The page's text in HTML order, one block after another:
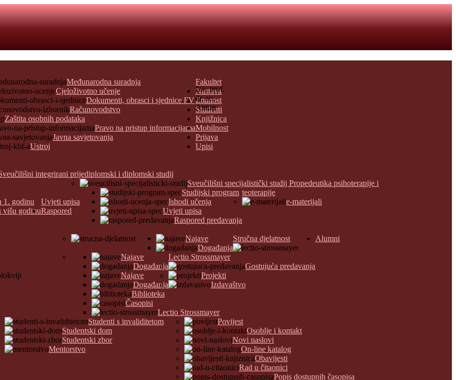
Fakultet
Međunarodna suradnja
Cjeloživotno učenje
Dokumenti, obrasci i sjednice FV
Računovodstvo
Zaštita osobnih podataka
Pravo na pristup informacijama
Javna savjetovanja
Ustroj
Nastava
integrirani prijediplomski i diplomski studij
Uvjeti upisa
1. godinu
višu godinuRaspored
Sveučilišni specijalistički studij Propedeutika psihoterapije i
teoterapije
Studijski program
Ishodi učenja
Uvjeti upisa
Raspored predavanja
e-materijali
Znanost
Stručna djelatnost
Najave
Događanja
Lectio Strossmayer
Najave
Događanja
Gostujuća predavanja
Najave
Događanja
Projekti
Izdavaštvo
Biblioteka
Časopisi
Lectio Strossmayer
Studenti
Studenti s invaliditetom
Studentski dom
Studentski zbor
Mentorstvo
Knjižnica
Povijest
Osoblje i kontakt
Novi naslovi
On-line katalog
Obavijesti
Rad u čitaonici
Popis dostupnih časopisa
Mobilnost
Prijava
Upisi
Alumni
Izv. prof.
dr. sc.
Antun